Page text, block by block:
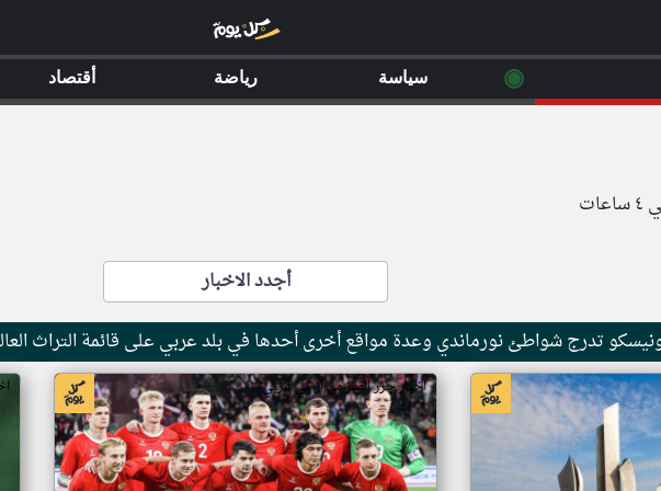
أجدد الاخبار
تدرج شواطئ نورماندي وعدة مواقع أخرى أحدها في بلد عربي على قائمة التراث
اخبار جزر القمر من ار تي عربي
◉ سياسة رياضة أقتصاد